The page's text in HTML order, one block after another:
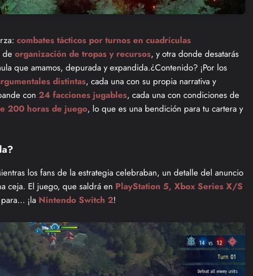
combates tácticos por turnos en cuadrículas
de organización de tropas y recursos, y otra donde desatarás
que amamos, depurada y expandida.¿Contenido? ¡Por los
distintas, cada una con su propia narrativa y
con 24 facciones jugables, cada una con condiciones de
200 horas de juego, lo que es una bendición para tu cartera y
los fans de la estrategia celebraban, un detalle del anuncio
ceja. El juego, que saldrá en PlayStation 5, Xbox Series X/S
¡la Nintendo Switch 2!